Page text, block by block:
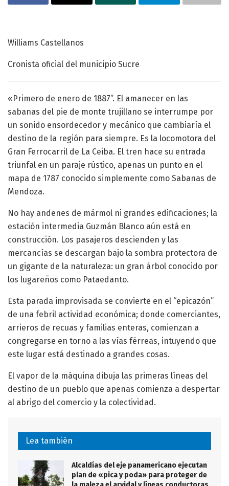
Williams Castellanos
Cronista oficial del municipio Sucre
«Primero de enero de 1887”. El amanecer en las
sabanas del pie de monte trujillano se interrumpe por
un sonido ensordecedor y mecánico que cambiaría el
destino de la región para siempre. Es la locomotora del
Gran Ferrocarril de La Ceiba. El tren hace su entrada
triunfal en un paraje rústico, apenas un punto en el
mapa de 1787 conocido simplemente como Sabanas de
Mendoza.
No hay andenes de mármol ni grandes edificaciones; la
estación intermedia Guzmán Blanco aún está en
construcción. Los pasajeros descienden y las
mercancías se descargan bajo la sombra protectora de
un gigante de la naturaleza: un gran árbol conocido por
los lugareños como Pataedanto.
Esta parada improvisada se convierte en el “epicazón”
de una febril actividad económica; donde comerciantes,
arrieros de recuas y familias enteras, comienzan a
congregarse en torno a las vías férreas, intuyendo que
este lugar está destinado a grandes cosas.
El vapor de la máquina dibuja las primeras líneas del
destino de un pueblo que apenas comienza a despertar
al abrigo del comercio y la colectividad.
Lea también
Alcaldías del eje panamericano ejecutan
plan de «pica y poda» para proteger de